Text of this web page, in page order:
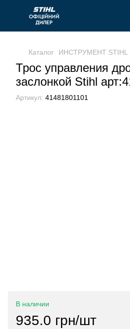
Каталог ИНСТРУМЕНТ STIHL
Трос управления
заслонкой Stihl
Артикул: 41481801101
В наличии
935.0 грн/шт